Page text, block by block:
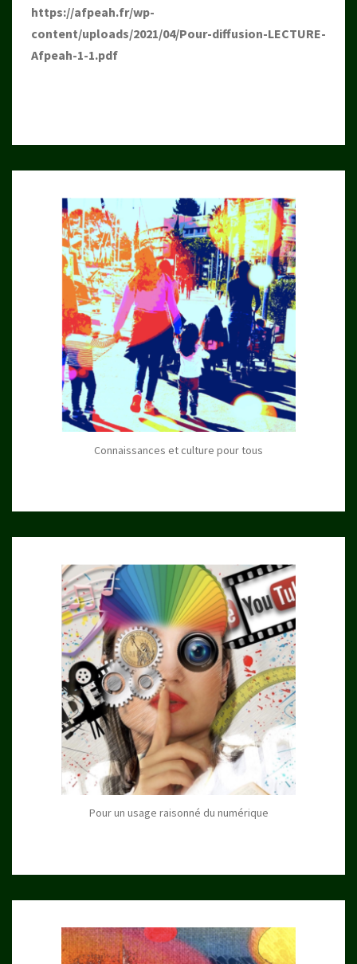
https://afpeah.fr/wp-
content/uploads/2021/04/Pour-diffusion-LECTURE-
Afpeah-1-1.pdf
Connaissances et culture pour tous
Pour un usage raisonné du numérique